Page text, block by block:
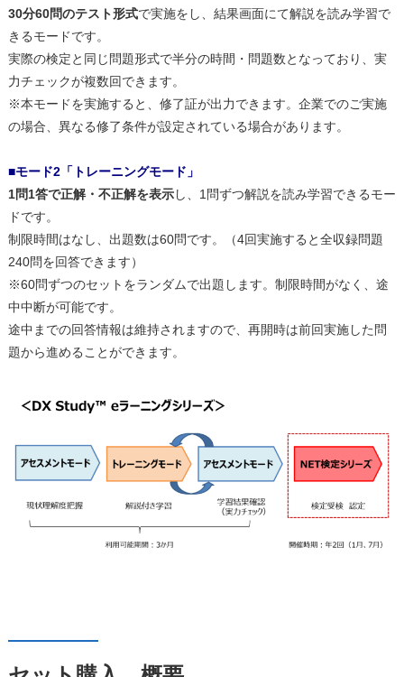
30分60問のテスト形式で実施をし、結果画面にて解説を読み学習で
きるモードです。
実際の検定と同じ問題形式で半分の時間・問題数となっており、実
力チェックが複数回できます。
※本モードを実施すると、修了証が出力できます。企業でのご実施
の場合、異なる修了条件が設定されている場合があります。
■モード2「トレーニングモード」
1問1答で正解・不正解を表示し、1問ずつ解説を読み学習できるモー
ドです。
制限時間はなし、出題数は60問です。（4回実施すると全収録問題
240問を回答できます）
※60問ずつのセットをランダムで出題します。制限時間がなく、途
中中断が可能です。
途中までの回答情報は維持されますので、再開時は前回実施した問
題から進めることができます。